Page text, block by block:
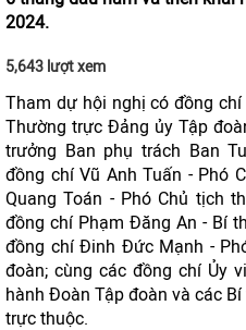
2024.
5,643 lượt xem
Tham dự hội nghị có đồng
Thường trực Đảng ủy Tập
trưởng Ban phụ trách Ban
đồng chí Vũ Anh Tuấn - Phó
Quang Toán - Phó Chủ tịch
đồng chí Phạm Đăng An - Bí
đồng chí Đinh Đức Mạnh -
đoàn; cùng các đồng chí Ủy
hành Đoàn Tập đoàn và các
trực thuộc.